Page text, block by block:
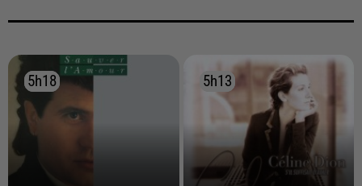
5h18
5h18 5h13
5h13